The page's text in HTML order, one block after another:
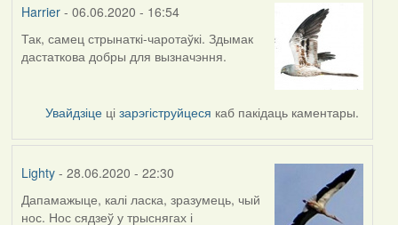
Harrier- 06.06.2020 - 16:54
In
reply
Lighty
Так, самец стрынаткі-чаротаўкі. Здымак
дастаткова добры для вызначэння.
Увайдзіце цізарэгіструйцеся каб пакідаць каментары.
Lighty- 28.06.2020 - 22:30
Дапамажыце, калі ласка, зразумець, чый
нос. Нос сядзеў у трыснягах і